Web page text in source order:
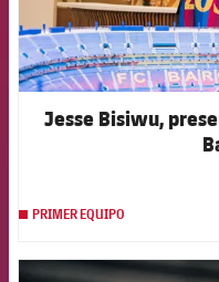
Jesse Bisiwu,
PRIMER EQUIPO